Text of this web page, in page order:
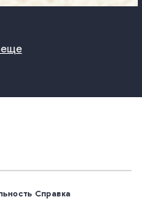
еще
Справка